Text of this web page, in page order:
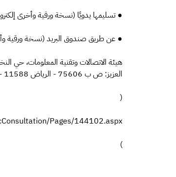
● تسليمها يدويًا (نسخة ورقية وأخرى
● عن طريق صندوق البريد (نسخة ورقية
هيئة الاتصالات وتقنية المعلومات، حي
العزيز: ص ب 75606 - الرياض 11588 - المملكة العربية السعودية.
(
Pages/144102.aspx
)